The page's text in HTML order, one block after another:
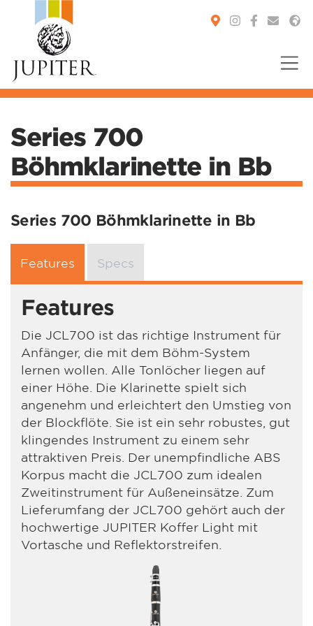
Series 700
Böhmklarinette in Bb
Series 700 Böhmklarinette in Bb
Features Specs
Features
Die JCL700 ist das richtige Instrument für
Anfänger, die mit dem Böhm-System
lernen wollen. Alle Tonlöcher liegen auf
einer Höhe. Die Klarinette spielt sich
angenehm und erleichtert den Umstieg von
der Blockflöte. Sie ist ein sehr robustes, gut
klingendes Instrument zu einem sehr
attraktiven Preis. Der unempfindliche ABS
Korpus macht die JCL700 zum idealen
Zweitinstrument für Außeneinsätze. Zum
Lieferumfang der JCL700 gehört auch der
hochwertige JUPITER Koffer Light mit
Vortasche und Reflektorstreifen.